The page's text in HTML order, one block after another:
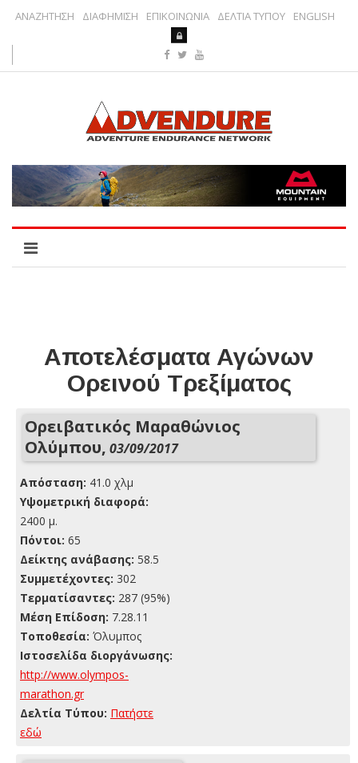
ΑΝΑΖΗΤΗΣΗ ΔΙΑΦΗΜΙΣΗ ΕΠΙΚΟΙΝΩΝΙΑ ΔΕΛΤΙΑ ΤΥΠΟΥ ENGLISH
Αποτελέσματα Αγώνων
Ορεινού Τρεξίματος
Ορειβατικός Μαραθώνιος
Ολύμπου, 03/09/2017
Απόσταση: 41.0 χλμ
Yψομετρική διαφορά:
2400 μ.
Πόντοι: 65
Δείκτης ανάβασης: 58.5
Συμμετέχοντες: 302
Τερματίσαντες: 287 (95%)
Μέση Επίδοση: 7.28.11
Τοποθεσία: Όλυμπος
Ιστοσελίδα διοργάνωσης:
http://www.olympos-
marathon.gr
Δελτία Τύπου: Πατήστε
εδώ